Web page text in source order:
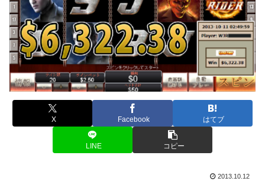
X Facebook はてブ
LINE コピー
2013.10.12